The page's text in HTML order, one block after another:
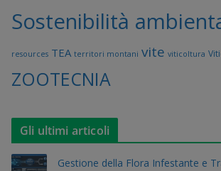
Sostenibilità
resources TEA territori montani vite viticoltura
ZOOTECNIA
Gli ultimi articoli
Gestione della Flora Infestante e